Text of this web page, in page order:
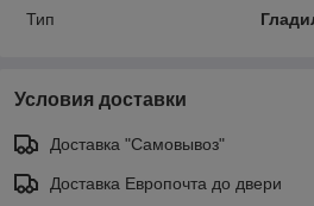
Тип
Условия доставки
Доставка "Самовывоз"
Доставка Европочта до двери